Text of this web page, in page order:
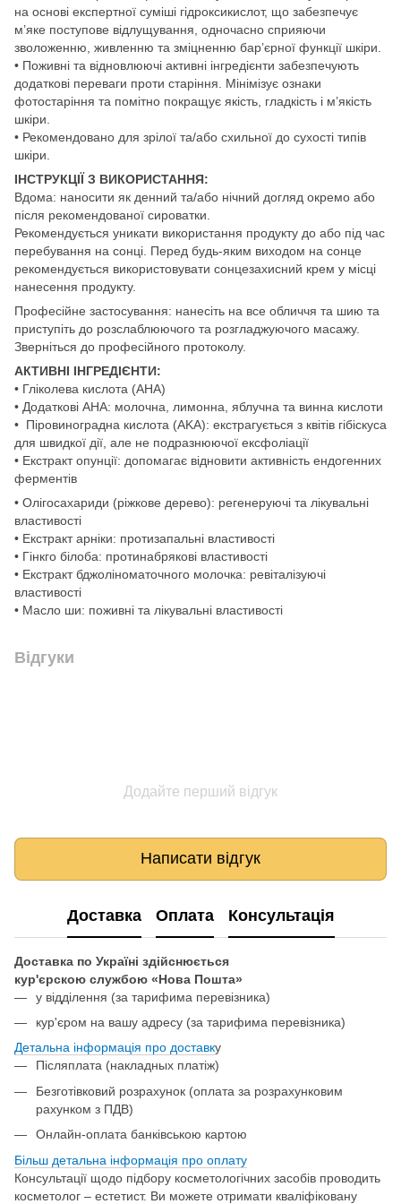
на основі експертної суміші гідроксикислот, що забезпечує
м’яке поступове відлущування, одночасно сприяючи
зволоженню, живленню та зміцненню бар’єрної функції шкіри.
• Поживні та відновлюючі активні інгредієнти забезпечують
додаткові переваги проти старіння. Мінімізує ознаки
фотостаріння та помітно покращує якість, гладкість і м’якість
шкіри.
• Рекомендовано для зрілої та/або схильної до сухості типів
шкіри.
ІНСТРУКЦІЇ З ВИКОРИСТАННЯ:
Вдома: наносити як денний та/або нічний догляд окремо або
після рекомендованої сироватки.
Рекомендується уникати використання продукту до або під час
перебування на сонці. Перед будь-яким виходом на сонце
рекомендується використовувати сонцезахисний крем у місці
нанесення продукту.
Професійне застосування: нанесіть на все обличчя та шию та
приступіть до розслаблюючого та розгладжуючого масажу.
Зверніться до професійного протоколу.
АКТИВНІ ІНГРЕДІЄНТИ:
• Гліколева кислота (AHA)
• Додаткові AHA: молочна, лимонна, яблучна та винна кислоти
• Піровиноградна кислота (AKA): екстрагується з квітів гібіскуса
для швидкої дії, але не подразнюючої ексфоліації
• Екстракт опунції: допомагає відновити активність ендогенних
ферментів
• Олігосахариди (ріжкове дерево): регенеруючі та лікувальні
властивості
• Екстракт арніки: протизапальні властивості
• Гінкго білоба: протинабрякові властивості
• Екстракт бджоліноматочного молочка: ревіталізуючі
властивості
• Масло ши: поживні та лікувальні властивості
Відгуки
Додайте перший відгук
Написати відгук
Доставка Оплата Консультація
Доставка по Україні здійснюється
кур'єрскою службою «Нова Пошта»
у відділення (за тарифима перевізника)
кур'єром на вашу адресу (за тарифима перевізника)
Детальна інформація про доставку
Післяплата (накладных платіж)
Безготівковий розрахунок (оплата за розрахунковим
рахунком з ПДВ)
Онлайн-оплата банківською картою
Більш детальна інформація про оплату
Консультації щодо підбору косметологічних засобів проводить
косметолог – естетист. Ви можете отримати кваліфіковану